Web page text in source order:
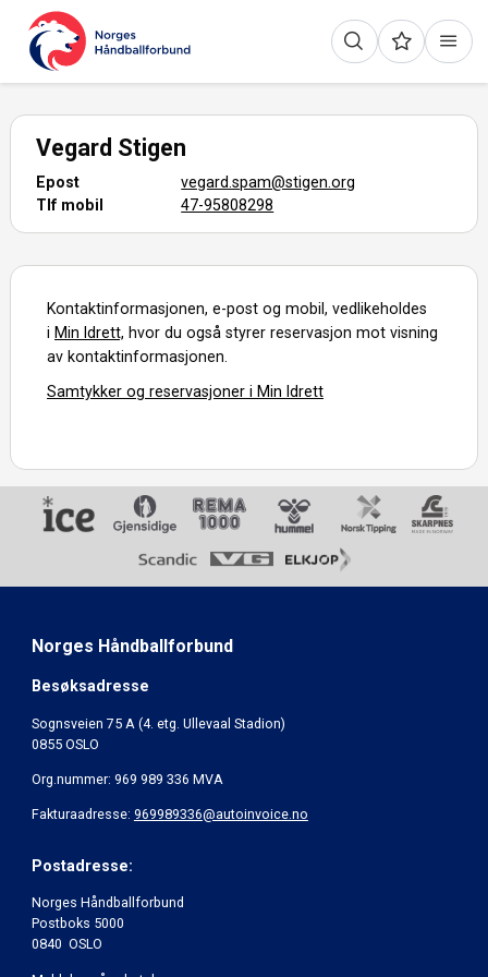
Vegard Stigen
Epost
vegard.spam@stigen.org
Tlf mobil
47-95808298
Kontaktinformasjonen, e-post og mobil, vedlikeholdes
i Min Idrett, hvor du også styrer reservasjon mot visning
av kontaktinformasjonen.
Samtykker og reservasjoner i Min Idrett
Norges Håndballforbund
Besøksadresse
Sognsveien 75 A (4. etg. Ullevaal Stadion)
0855 OSLO
Org.nummer: 969 989 336 MVA
Fakturaadresse: 969989336@autoinvoice.no
Postadresse:
Norges Håndballforbund
Postboks 5000
0840 OSLO